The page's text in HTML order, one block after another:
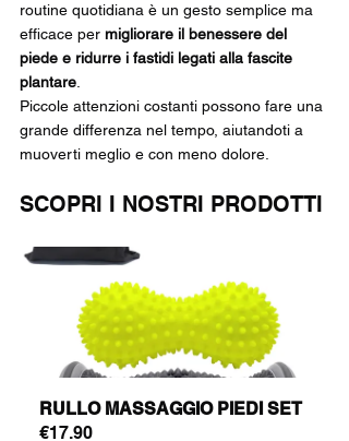
routine quotidiana è un gesto semplice ma
efficace per migliorare il benessere del
piede e ridurre i fastidi legati alla fascite
plantare.
Piccole attenzioni costanti possono fare una
grande differenza nel tempo, aiutandoti a
muoverti meglio e con meno dolore.
SCOPRI I NOSTRI PRODOTTI
RULLO MASSAGGIO PIEDI SET
€17.90